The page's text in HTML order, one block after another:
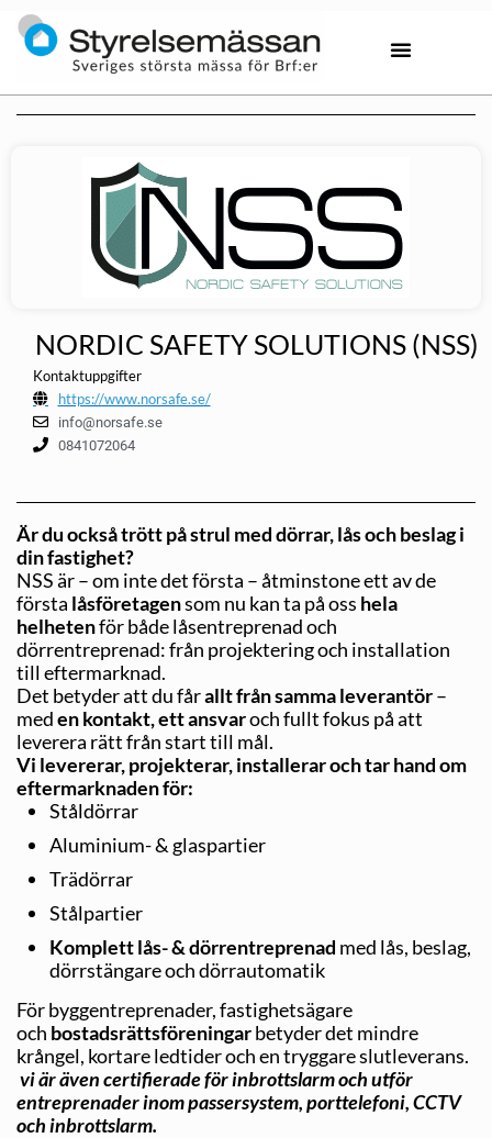
NORDIC SAFETY SOLUTIONS (NSS)
Kontaktuppgifter
https://www.norsafe.se/
info@norsafe.se
0841072064
Är du också trött på strul med dörrar, lås och beslag i
din fastighet?
NSS är – om inte det första – åtminstone ett av de
första låsföretagensom nu kan ta på oss hela
helhetenför både låsentreprenad och
dörrentreprenad: från projektering och installation
till eftermarknad.
Det betyder att du fårallt från samma leverantör–
meden kontakt, ett ansvaroch fullt fokus på att
leverera rätt från start till mål.
Vi levererar, projekterar, installerar och tar hand om
eftermarknaden för:
Ståldörrar
Aluminium- & glaspartier
Trädörrar
Stålpartier
Komplett lås- & dörrentreprenad med lås, beslag,
dörrstängare och dörrautomatik
För byggentreprenader, fastighetsägare
och bostadsrättsföreningarbetyder det mindre
krångel, kortare ledtider och en tryggare slutleverans.
vi är även certifierade för inbrottslarm och utför
entreprenader inom passersystem, porttelefoni, CCTV
och inbrottslarm.